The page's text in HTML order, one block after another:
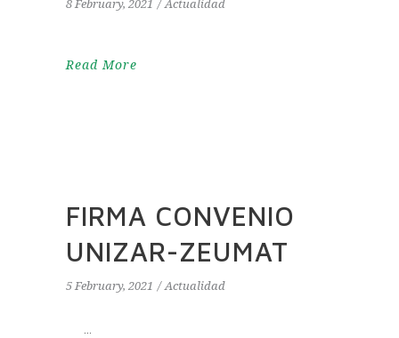
8 February, 2021 Actualidad
Read More
FIRMA CONVENIO
UNIZAR-ZEUMAT
5 February, 2021 Actualidad